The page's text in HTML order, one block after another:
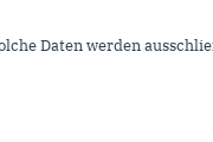
Daten werden